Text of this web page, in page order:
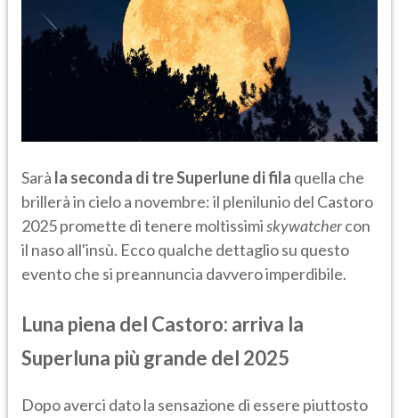
Sarà la seconda di tre Superlune di fila quella che
brillerà in cielo a novembre: il plenilunio del Castoro
2025 promette di tenere moltissimiskywatchercon
il naso all'insù. Ecco qualche dettaglio su questo
evento che si preannuncia davvero imperdibile.
Luna piena del Castoro: arriva la
Superluna più grande del 2025
Dopo averci dato la sensazione di essere piuttosto